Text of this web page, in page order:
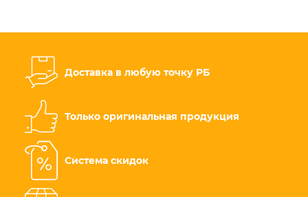
Доставка в любую точку РБ
Только оригинальная продукция
Система скидок